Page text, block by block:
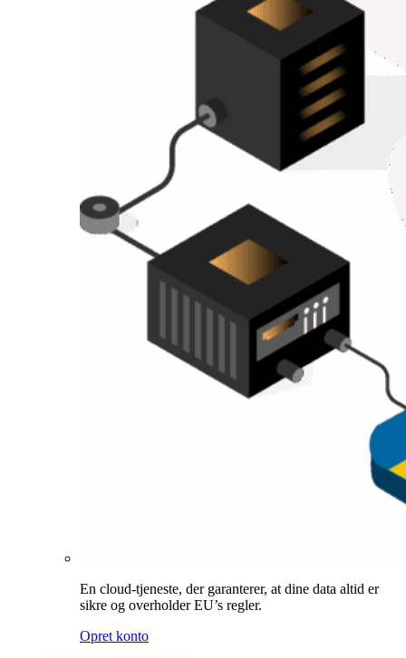
En cloud-tjeneste, der garanterer, at dine data altid er
sikre og overholder EU’s regler.
Opret konto